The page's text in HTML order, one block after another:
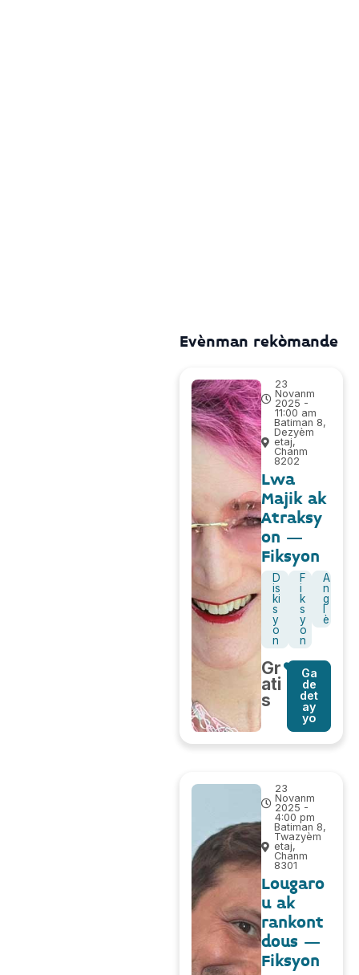
Evènman rekòmande
23
Novanm
2025 -
11:00 am
Batiman 8,
Dezyèm
etaj,
Chanm
8202
Lwa
Majik ak
Atraksy
on –
Fiksyon
D
is
ki
s
y
o
n
F
i
k
s
y
o
n
A
n
g
l
è
Gr
ati
s
Ga
de
det
ay
yo
23
Novanm
2025 -
4:00 pm
Batiman 8,
Twazyèm
etaj,
Chanm
8301
Lougaro
u ak
rankont
dous –
Fiksyon